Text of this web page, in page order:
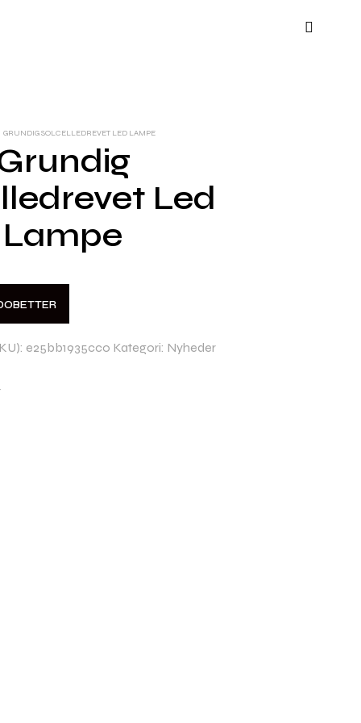
GRUNDIG SOLCELLEDREVET LED LAMPE
Led
Lampe
e25bb1935cc0 Kategori: Nyheder